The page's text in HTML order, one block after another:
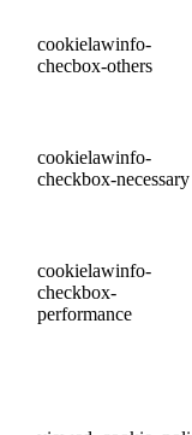
cookielawinfo-
checbox-others
cookielawinfo-
checkbox-necessary
cookielawinfo-
checkbox-
performance